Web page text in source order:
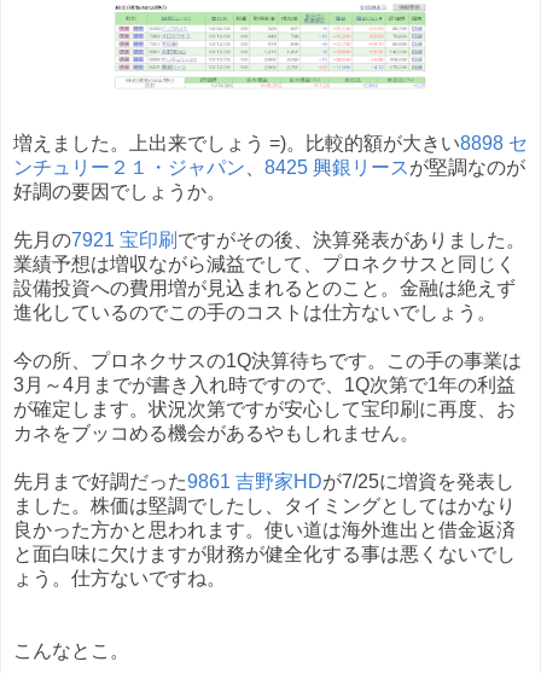
増えました。上出来でしょう =)。比較的額が大きい8898 セ
ンチュリー２１・ジャパン
8425 興銀リースが堅調なのが
好調の要因でしょうか。
先月の7921 宝印刷 ですがその後、決算発表がありました。
業績予想は増収ながら減益でして、プロネクサスと同じく
設備投資への費用増が見込まれるとのこと。金融は絶えず
進化しているのでこの手のコストは仕方ないでしょう。
今の所、プロネクサスの1Q決算待ちです。この手の事業は
3月～4月までが書き入れ時ですので、1Q次第で1年の利益
が確定します。状況次第ですが安心して宝印刷に再度、お
カネをブッコめる機会があるやもしれません。
先月まで好調だった9861 吉野家HDが7/25に増資を発表し
ました。株価は堅調でしたし、タイミングとしてはかなり
良かった方かと思われます。使い道は海外進出と借金返済
と面白味に欠けますが財務が健全化する事は悪くないでし
ょう。仕方ないですね。
こんなとこ。